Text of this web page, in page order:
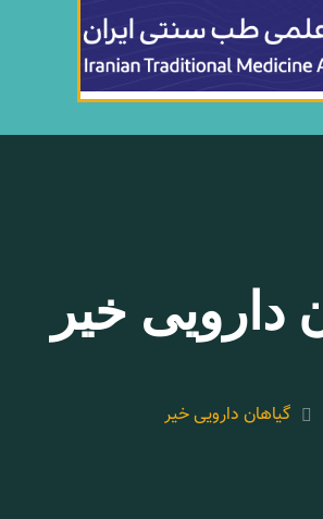
دارویی خیر
گیاهان دارویی خیر